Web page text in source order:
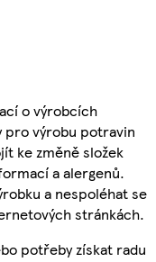
o výrobcích
pro výrobu potravin
ke změně složek
a alergenů.
a nespoléhat se
stránkách.
potřeby získat radu